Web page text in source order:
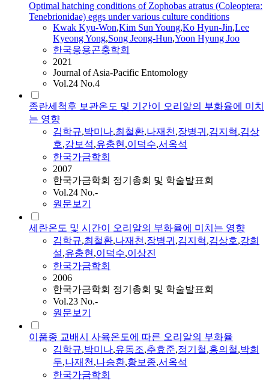
Optimal hatching conditions of Zophobas atratus (Coleoptera:
Tenebrionidae) eggs under various culture conditions
Kwak Kyu-Won,Kim Sun Young,Ko Hyun-Jin,Lee
Kyeong Yong,Song Jeong-Hun,Yoon Hyung Joo
한국응용곤충학회
2021
Journal of Asia-Pacific Entomology
Vol.24 No.4
종란세척후 보관온도 및 기간이 오리알의 부화율에 미치
는 영향
김학규,박미나,최철환,나재천,장병귀 ,김지혁,김상
호,강보석,유충현,이덕수,서옥석
한국가금학회
2007
한국가금학회 정기총회 및 학술발표회
Vol.24 No.-
원문보기
세란온도 및 시간이 오리알의 부화율에 미치는 영향
김학규,최철환,나재천,장병귀 ,김지혁,김상호,강희
설,유충현,이덕수,이상진
한국가금학회
2006
한국가금학회 정기총회 및 학술발표회
Vol.23 No.-
원문보기
이품종 교배시 사육온도에 따른 오리알의 부화율
김학규,박미나,유동조,추효준,정기철,홍의철,박희
두,나재천,나승환,황보종,서옥석
한국가금학회